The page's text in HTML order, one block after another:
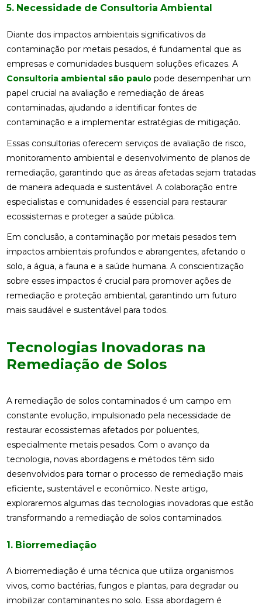
5. Necessidade de Consultoria Ambiental
Diante dos impactos ambientais significativos da
contaminação por metais pesados, é fundamental que as
empresas e comunidades busquem soluções eficazes. A
Consultoria ambiental são paulopode desempenhar um
papel crucial na avaliação e remediação de áreas
contaminadas, ajudando a identificar fontes de
contaminação e a implementar estratégias de mitigação.
Essas consultorias oferecem serviços de avaliação de risco,
monitoramento ambiental e desenvolvimento de planos de
remediação, garantindo que as áreas afetadas sejam tratadas
de maneira adequada e sustentável. A colaboração entre
especialistas e comunidades é essencial para restaurar
ecossistemas e proteger a saúde pública.
Em conclusão, a contaminação por metais pesados tem
impactos ambientais profundos e abrangentes, afetando o
solo, a água, a fauna e a saúde humana. A conscientização
sobre esses impactos é crucial para promover ações de
remediação e proteção ambiental, garantindo um futuro
mais saudável e sustentável para todos.
Tecnologias Inovadoras na
Remediação de Solos
A remediação de solos contaminados é um campo em
constante evolução, impulsionado pela necessidade de
restaurar ecossistemas afetados por poluentes,
especialmente metais pesados. Com o avanço da
tecnologia, novas abordagens e métodos têm sido
desenvolvidos para tornar o processo de remediação mais
eficiente, sustentável e econômico. Neste artigo,
exploraremos algumas das tecnologias inovadoras que estão
transformando a remediação de solos contaminados.
1. Biorremediação
A biorremediação é uma técnica que utiliza organismos
vivos, como bactérias, fungos e plantas, para degradar ou
imobilizar contaminantes no solo. Essa abordagem é